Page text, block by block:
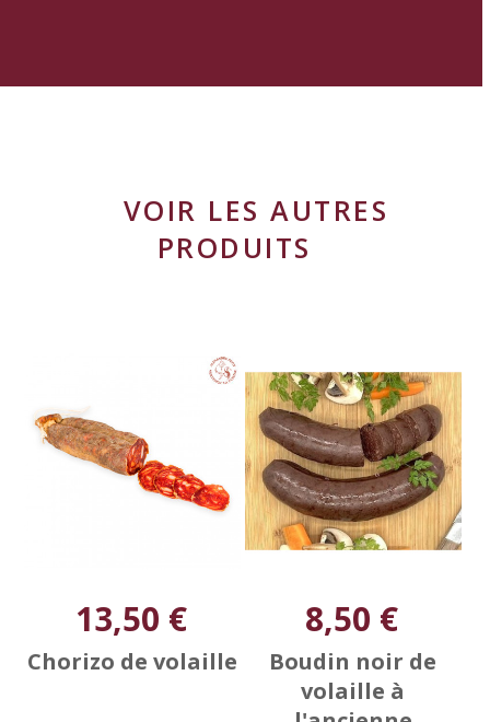
VOIR LES AUTRES
PRODUITS
13,50 €
Chorizo de volaille
8,50 €
Boudin noir de
volaille à